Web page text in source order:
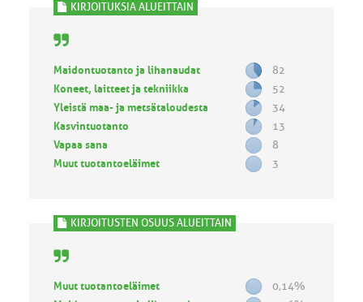
KIRJOITUKSIA ALUEITTAIN
Maidontuotanto ja lihanaudat
82
Koneet, laitteet ja tekniikka
52
Yleistä maa- ja metsätaloudesta
34
Kasvintuotanto
13
Vapaa sana
8
Muut tuotantoeläimet
3
KIRJOITUSTEN OSUUS ALUEITTAIN
Muut tuotantoeläimet
0,14%